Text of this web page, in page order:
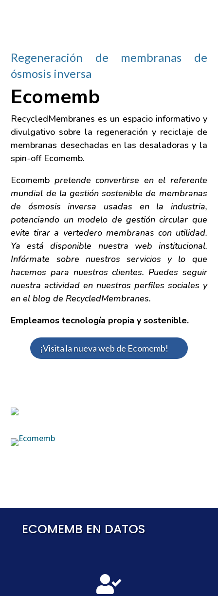
Regeneración de membranas de
ósmosis inversa
Ecomemb
RecycledMembranes es un espacio informativo y
divulgativo sobre la regeneración y reciclaje de
membranas desechadas en las desaladoras y la
spin-off Ecomemb.
Ecomemb pretende convertirse en el referente
mundial de la gestión sostenible de membranas
de ósmosis inversa usadas en la industria,
potenciando un modelo de gestión circular que
evite tirar a vertedero membranas con utilidad.
Ya está disponible nuestra web institucional.
Infórmate sobre nuestros servicios y lo que
hacemos para nuestros clientes. Puedes seguir
nuestra actividad en nuestros perfiles sociales y
en el blog de RecycledMembranes.
Empleamos tecnología propia y sostenible.
¡Visita la nueva web de Ecomemb!
ECOMEMB EN DATOS
